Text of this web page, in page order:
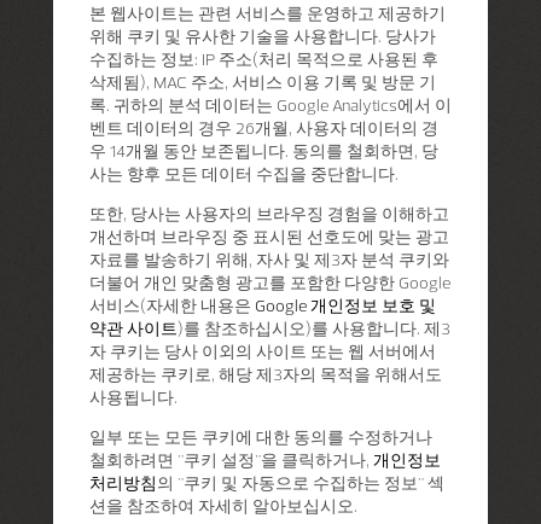
본 웹사이트는 관련 서비스를 운영하고 제공하기
위해 쿠키 및 유사한 기술을 사용합니다. 당사가
수집하는 정보: IP 주소(처리 목적으로 사용된 후
삭제됨), MAC 주소, 서비스 이용 기록 및 방문 기
록. 귀하의 분석 데이터는 Google Analytics에서 이
벤트 데이터의 경우 26개월, 사용자 데이터의 경
우 14개월 동안 보존됩니다. 동의를 철회하면, 당
사는 향후 모든 데이터 수집을 중단합니다.
또한, 당사는 사용자의 브라우징 경험을 이해하고
개선하며 브라우징 중 표시된 선호도에 맞는 광고
자료를 발송하기 위해, 자사 및 제3자 분석 쿠키와
더불어 개인 맞춤형 광고를 포함한 다양한 Google
서비스(자세한 내용은 Google 개인정보 보호 및
약관 사이트)를 참조하십시오)를 사용합니다. 제3
자 쿠키는 당사 이외의 사이트 또는 웹 서버에서
제공하는 쿠키로, 해당 제3자의 목적을 위해서도
사용됩니다.
일부 또는 모든 쿠키에 대한 동의를 수정하거나
철회하려면 "쿠키 설정"을 클릭하거나, 개인정보
처리방침의 "쿠키 및 자동으로 수집하는 정보" 섹
션을 참조하여 자세히 알아보십시오.